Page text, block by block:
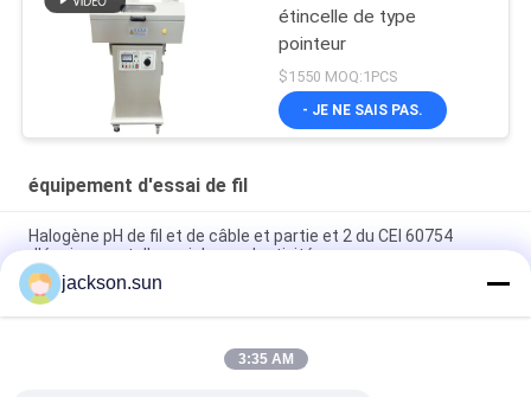
étincelle de type
pointeur
$1550 MOQ:1PCS
- JE NE SAIS PAS.
équipement d'essai de fil
Halogène pH de fil et de câble et partie et 2 du CEI 60754
d'équipement d'essai de conductivité
Facile actionnez le four acide de tube à gaz d'halogène
d'équipement d'essai de fil pour le câble
℃ de la haute précision 50 | machine d'essai de fil de lueur de
jackson.sun
3:35 AM